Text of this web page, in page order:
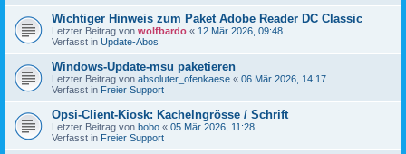
Wichtiger Hinweis zum Paket Adobe Reader DC Classic
Letzter Beitrag von wolfbardo « 12 Mär 2026, 09:48
Verfasst in Update-Abos
Windows-Update-msu paketieren
Letzter Beitrag von absoluter_ofenkaese « 06 Mär 2026, 14:17
Verfasst in Freier Support
Opsi-Client-Kiosk: Kachelngrösse / Schrift
Letzter Beitrag von bobo « 05 Mär 2026, 11:28
Verfasst in Freier Support